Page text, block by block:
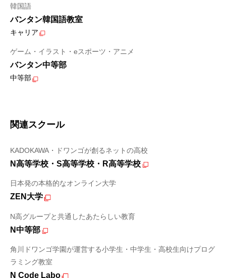
韓国語
バンタン韓国語教室
キャリア
ゲーム・イラスト・eスポーツ・アニメ
バンタン中等部
中等部
関連スクール
KADOKAWA・ドワンゴが創るネットの高校
N高等学校・S高等学校・R高等学校
日本発の本格的なオンライン大学
ZEN大学
N高グループと共通したあたらしい教育
N中等部
角川ドワンゴ学園が運営する小学生・中学生・高校生向けプログ
ラミング教室
N Code Labo